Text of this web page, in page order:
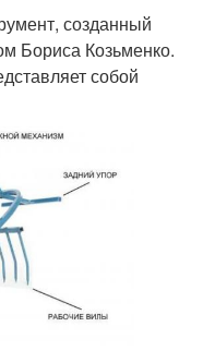
созданный
Бориса Козьменко.
собой